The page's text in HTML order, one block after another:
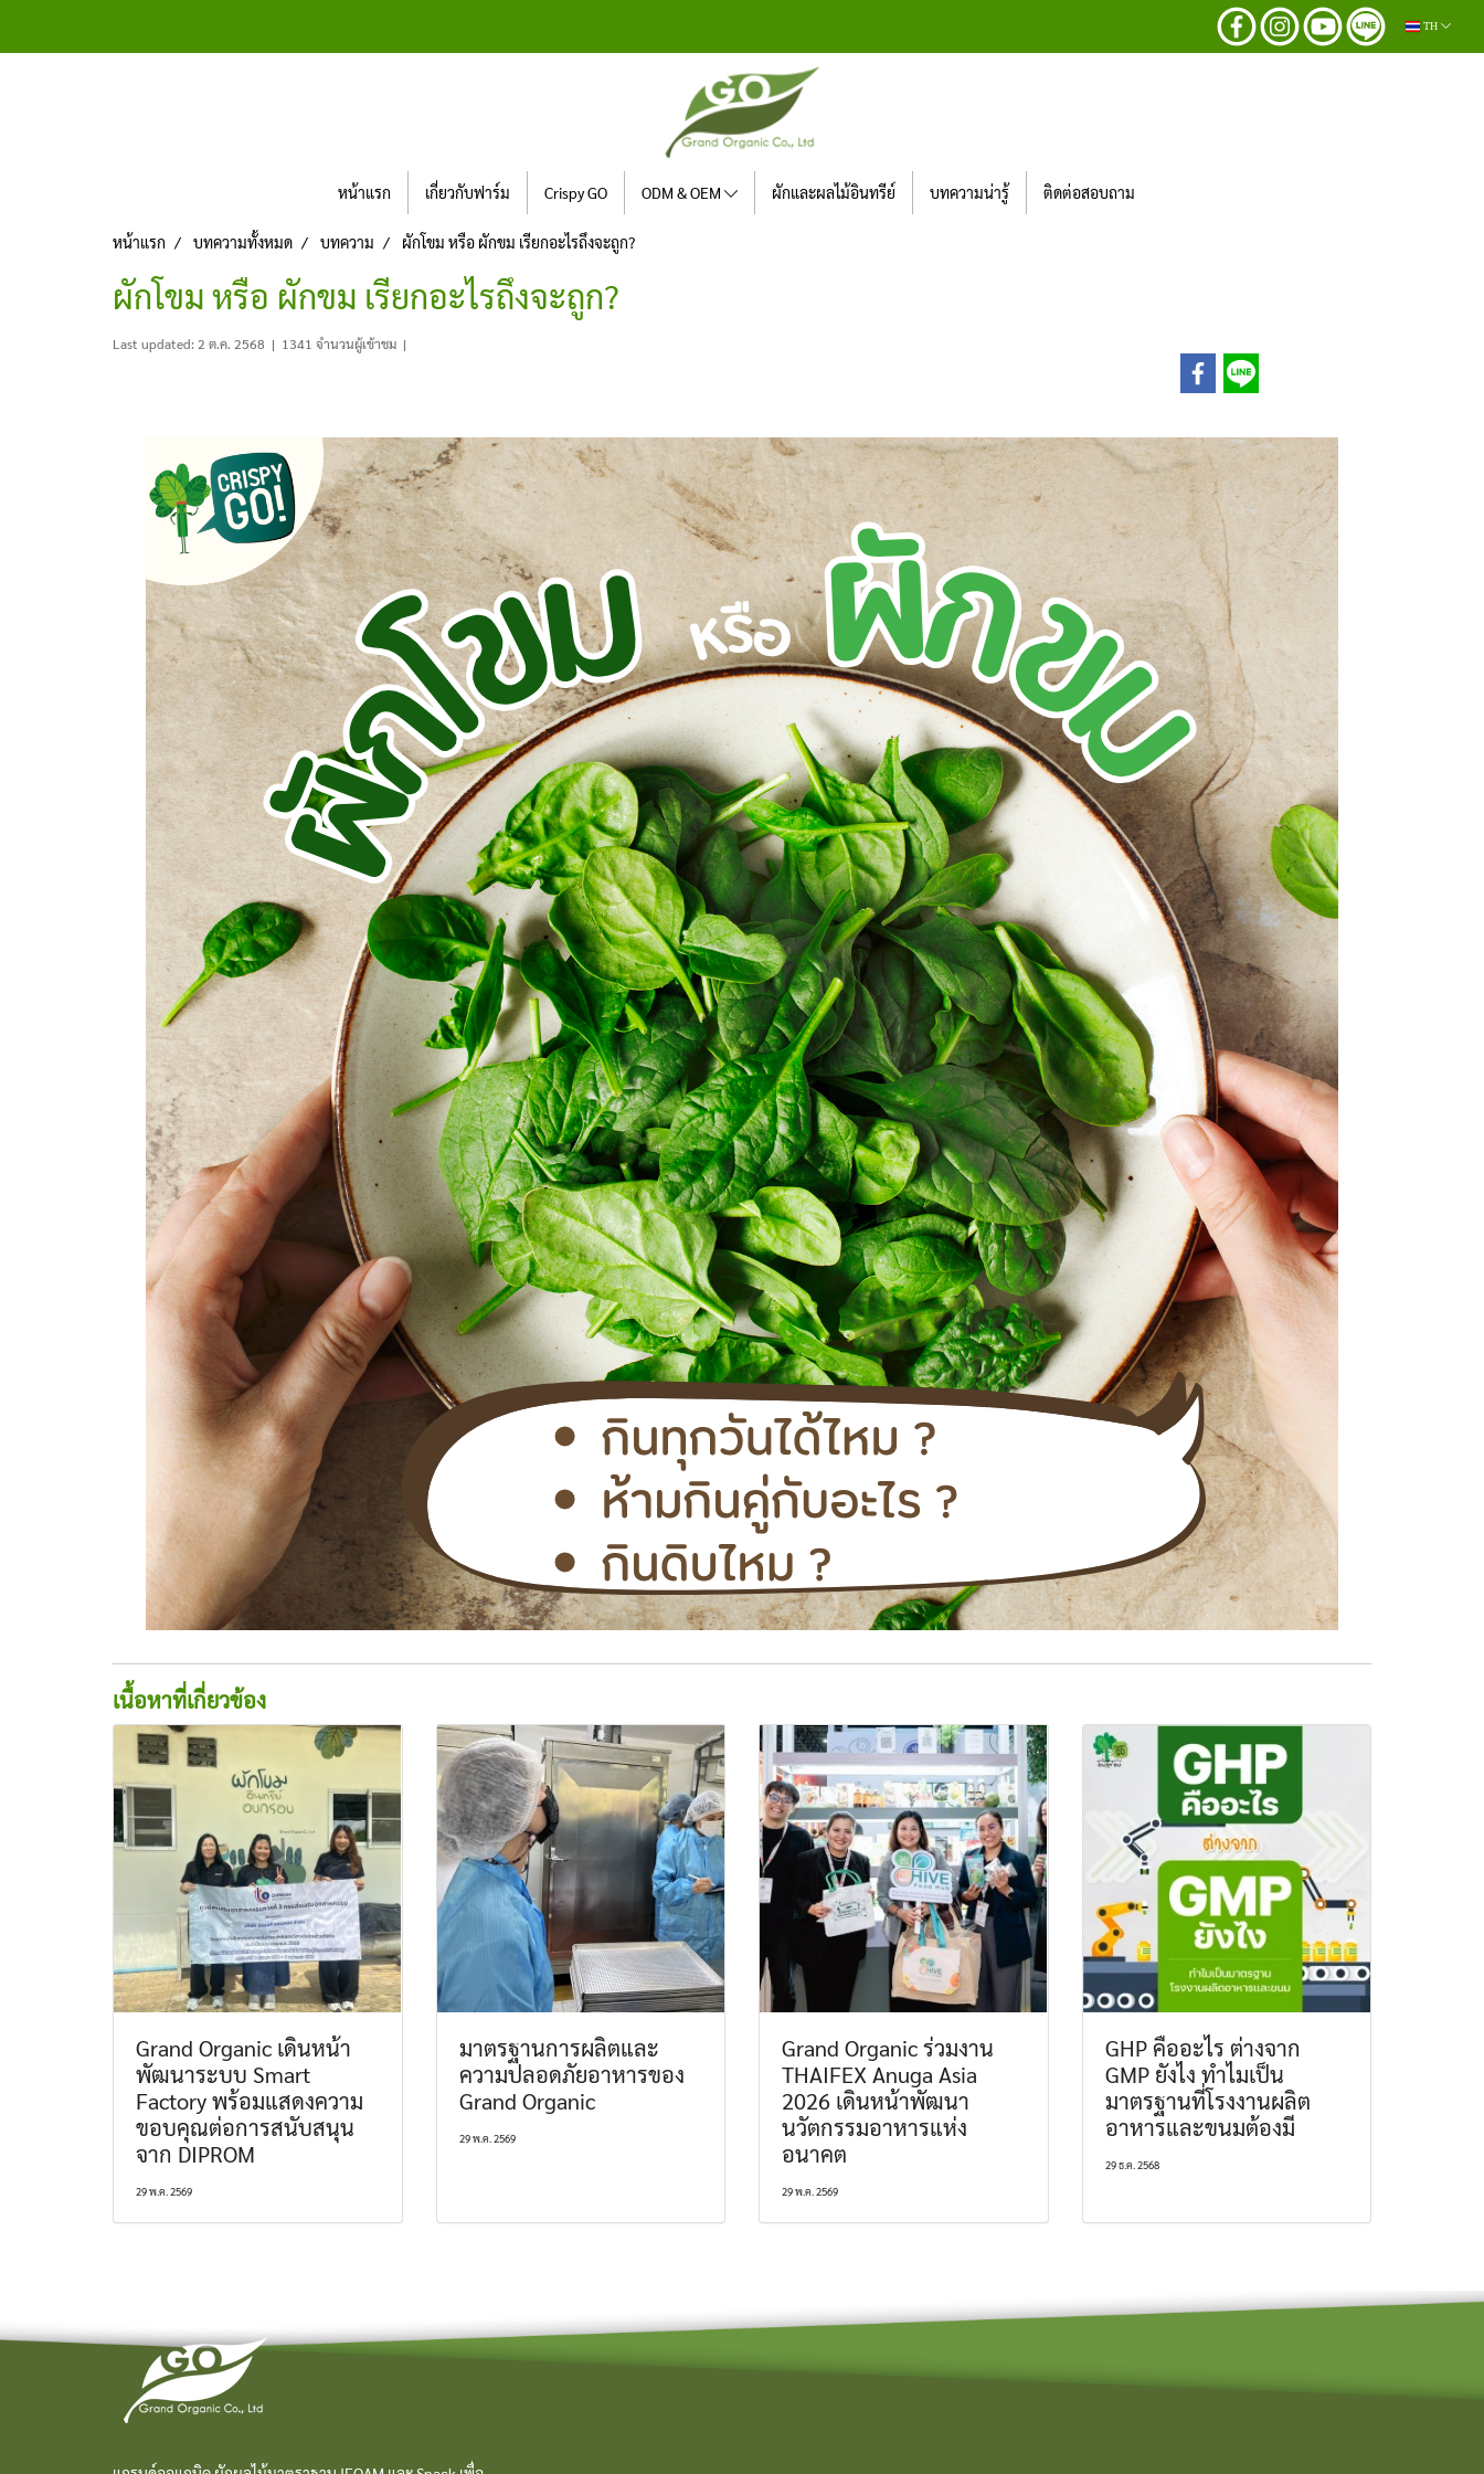
TH
หน้าแรก เกี่ยวกับฟาร์ม Crispy GO ODM & OEM ผักและผลไม้อินทรีย์ บทความน่ารู้ ติดต่อสอบถาม
หน้าแรก บทความทั้งหมด บทความ ผักโขม หรือ ผักขม เรียกอะไรถึงจะถูก?
ผักโขม หรือ ผักขม เรียกอะไรถึงจะถูก?
Last updated: 2 ต.ค. 2568 | 1341 จำนวนผู้เข้าชม |
เนื้อหาที่เกี่ยวข้อง
Grand Organic เดินหน้า
พัฒนาระบบ Smart
Factory พร้อมแสดงความ
ขอบคุณต่อการสนับสนุน
จาก DIPROM
29 พ.ค. 2569
มาตรฐานการผลิตและ
ความปลอดภัยอาหารของ
Grand Organic
29 พ.ค. 2569
Grand Organic ร่วมงาน
THAIFEX Anuga Asia
2026 เดินหน้าพัฒนา
นวัตกรรมอาหารแห่ง
อนาคต
29 พ.ค. 2569
GHP คืออะไร ต่างจาก
GMP ยังไง ทำไมเป็น
มาตรฐานที่โรงงานผลิต
อาหารและขนมต้องมี
29 ธ.ค. 2568